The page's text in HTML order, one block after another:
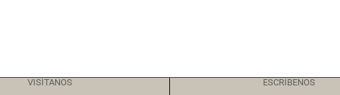
VISÍTANOS ESCRÍBENOS